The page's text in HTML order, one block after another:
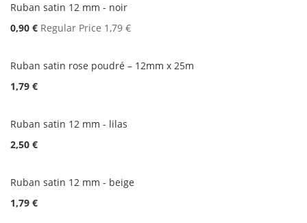
Ruban satin 12 mm - noir
Special
0,90 € Regular Price 1,79 €
Ruban satin rose poudré – 12mm x 25m
1,79 €
Ruban satin 12 mm - lilas
2,50 €
Ruban satin 12 mm - beige
1,79 €